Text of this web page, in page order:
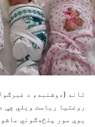
روغتیا ریاست ویلي چې
یوې مور پنځه‌ګوني